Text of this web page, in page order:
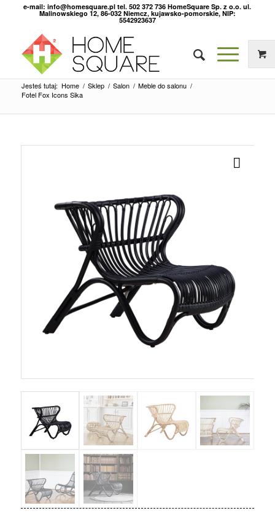
e-mail: info@homesquare.pl tel. 502 372 736 HomeSquare Sp. z o.o. ul.
Malinowskiego 12, 86-032 Niemcz, kujawsko-pomorskie, NIP:
5542923637
Jesteś tutaj: Home / Sklep / Salon / Meble do salonu /
Fotel Fox Icons Sika